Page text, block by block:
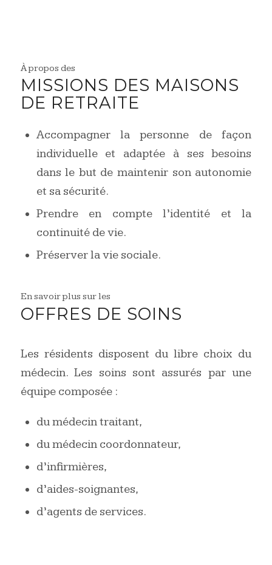
À propos des
MISSIONS DES MAISONS
DE RETRAITE
Accompagner la personne de façon
individuelle et adaptée à ses besoins
dans le but de maintenir son autonomie
et sa sécurité.
Prendre en compte l’identité et la
continuité de vie.
Préserver la vie sociale.
En savoir plus sur les
OFFRES DE SOINS
Les résidents disposent du libre choix du
médecin. Les soins sont assurés par une
équipe composée :
du médecin traitant,
du médecin coordonnateur,
d’infirmières,
d’aides-soignantes,
d’agents de services.